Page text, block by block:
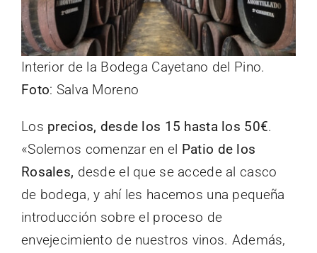
Interior de la Bodega Cayetano del Pino.
Foto: Salva Moreno
Los precios, desde los 15 hasta los 50€.
«Solemos comenzar en el Patio de los
Rosales, desde el que se accede al casco
de bodega, y ahí les hacemos una pequeña
introducción sobre el proceso de
envejecimiento de nuestros vinos. Además,